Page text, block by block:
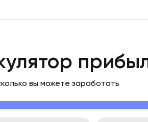
вы можете заработать